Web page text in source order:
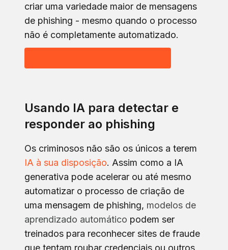
criar uma variedade maior de mensagens
de phishing - mesmo quando o processo
não é completamente automatizado.
Usando IA para detectar e
responder ao phishing
Os criminosos não são os únicos a terem
IA à sua disposição. Assim como a IA
generativa pode acelerar ou até mesmo
automatizar o processo de criação de
uma mensagem de phishing, modelos de
aprendizado automático podem ser
treinados para reconhecer sites de fraude
que tentam roubar credenciais ou outros